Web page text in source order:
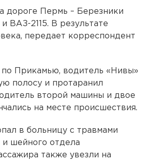
дороге Пермь – Березники
ВАЗ-2115. В результате
передает корреспондент
Прикамью, водитель «Нивы»
полосу и протаранил
второй машины и двое
на месте происшествия.
в больницу с травмами
и шейного отдела
также увезли на